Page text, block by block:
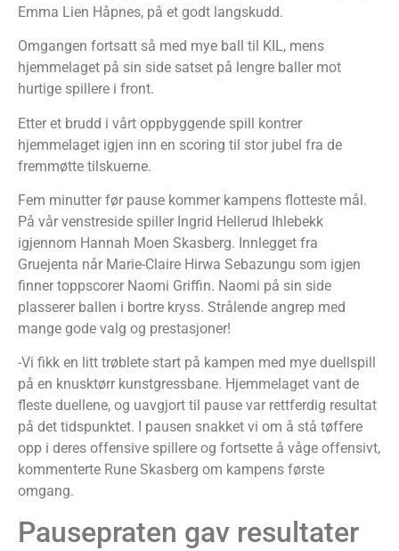
Emma Lien Håpnes, på et godt langskudd.
Omgangen fortsatt så med mye ball til KIL, mens
hjemmelaget på sin side satset på lengre baller mot
hurtige spillere i front.
Etter et brudd i vårt oppbyggende spill kontrer
hjemmelaget igjen inn en scoring til stor jubel fra de
fremmøtte tilskuerne.
Fem minutter før pause kommer kampens flotteste mål.
På vår venstreside spiller Ingrid Hellerud Ihlebekk
igjennom Hannah Moen Skasberg. Innlegget fra
Gruejenta når Marie-Claire Hirwa Sebazungu som igjen
finner toppscorer Naomi Griffin. Naomi på sin side
plasserer ballen i bortre kryss. Strålende angrep med
mange gode valg og prestasjoner!
-Vi fikk en litt trøblete start på kampen med mye duellspill
på en knusktørr kunstgressbane. Hjemmelaget vant de
fleste duellene, og uavgjort til pause var rettferdig resultat
på det tidspunktet. I pausen snakket vi om å stå tøffere
opp i deres offensive spillere og fortsette å våge offensivt,
kommenterte Rune Skasberg om kampens første
omgang.
Pausepraten gav resultater